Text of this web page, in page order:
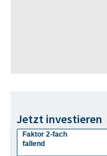
Jetzt investieren
Faktor 2-fach
fallend